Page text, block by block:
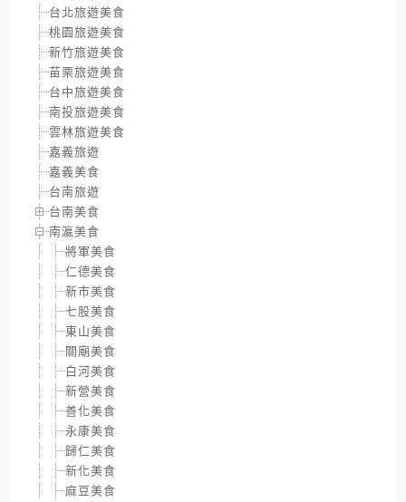
台北旅遊美食
桃園旅遊美食
新竹旅遊美食
苗栗旅遊美食
台中旅遊美食
南投旅遊美食
雲林旅遊美食
嘉義旅遊
嘉義美食
台南旅遊
台南美食
南瀛美食
將軍美食
仁德美食
新市美食
七股美食
東山美食
關廟美食
白河美食
新營美食
善化美食
永康美食
歸仁美食
新化美食
麻豆美食